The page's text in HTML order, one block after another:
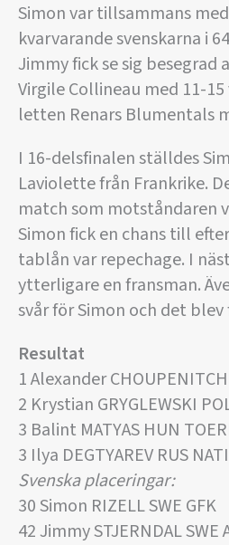
Simon var tillsammans
kvarvarande svenskarna i
Jimmy fick se sig besegrad
Virgile Collineau med 11-
letten Renars Blumentals
I 16-delsfinalen ställdes
Laviolette från Frankrike.
match som motståndaren
Simon fick en chans till
tablån var repechage. I
ytterligare en fransman.
svår för Simon och det
Resultat
1 Alexander
2 Krystian GRYGLEWSKI
3 Balint MATYAS HUN
3 Ilya DEGTYAREV RUS
Svenska placeringar:
30 Simon RIZELL SWE GFK
42 Jimmy STJERNDAL SWE